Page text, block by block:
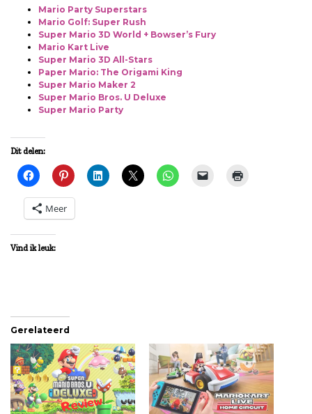
Mario Party Superstars
Mario Golf: Super Rush
Super Mario 3D World + Bowser’s Fury
Mario Kart Live
Super Mario 3D All-Stars
Paper Mario: The Origami King
Super Mario Maker 2
Super Mario Bros. U Deluxe
Super Mario Party
Dit delen:
Meer
Vind ik leuk:
Gerelateerd